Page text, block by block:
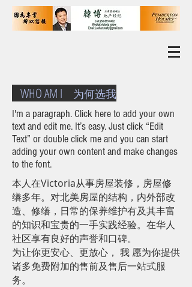
WHO AM I 为何选我
I'm a paragraph. Click here to add your own
text and edit me. It’s easy. Just click “Edit
Text” or double click me and you can start
adding your own content and make changes
to the font.
本人在Victoria从事房屋装修，房屋修
缮多年。对北美房屋的结构，内外部改
造、修缮，日常的保养维护有及其丰富
的知识和宝贵的一手实践经验。在华人
社区享有良好的声誉和口碑。
为让你更安心、更放心， 我 愿为你提供
诸多免费附加的售前及售后一站式服
务。